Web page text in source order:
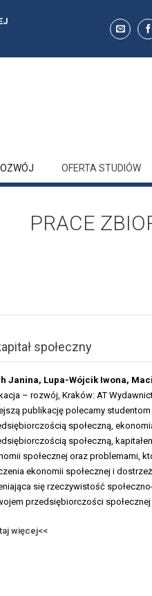
OFERTA STUDIÓW
PRACE
społeczny
Janina, Lupa-Wójcik Iwona,
– rozwój, Kraków: AT
publikację polecamy
społeczną,
społeczną,
społecznej oraz problemami,
ekonomii społecznej i
się rzeczywistość
przedsiębiorczości
więcej<<